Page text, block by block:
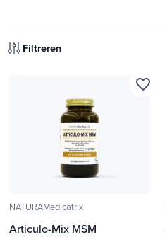
Filtreren
NATURAMedicatrix
Articulo-Mix MSM
favorite_border